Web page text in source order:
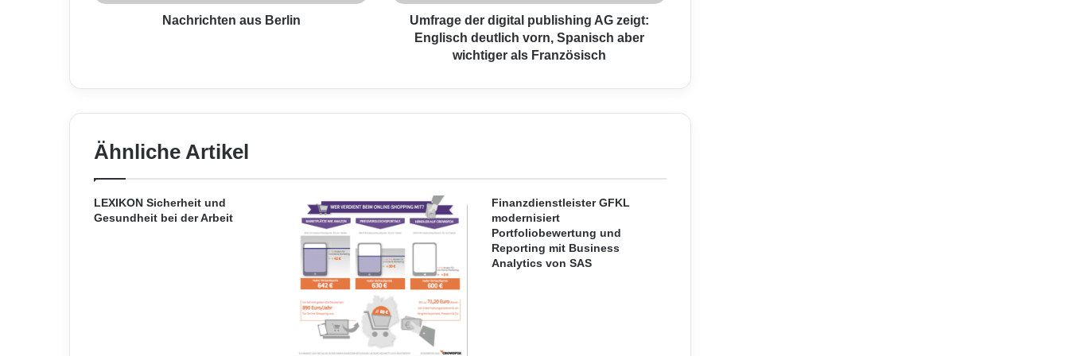
s
l
n
Nachrichten aus Berlin
i
l
i
s
h
i
n
g
A
G
z
Umfrage der digital publishing AG zeigt:
Englisch deutlich vorn, Spanisch aber
wichtiger als Französisch
Ähnliche Artikel
LEXIKON Sicherheit und
Gesundheit bei der Arbeit
Finanzdienstleister GFKL
modernisiert
Portfoliobewertung und
Reporting mit Business
Analytics von SAS